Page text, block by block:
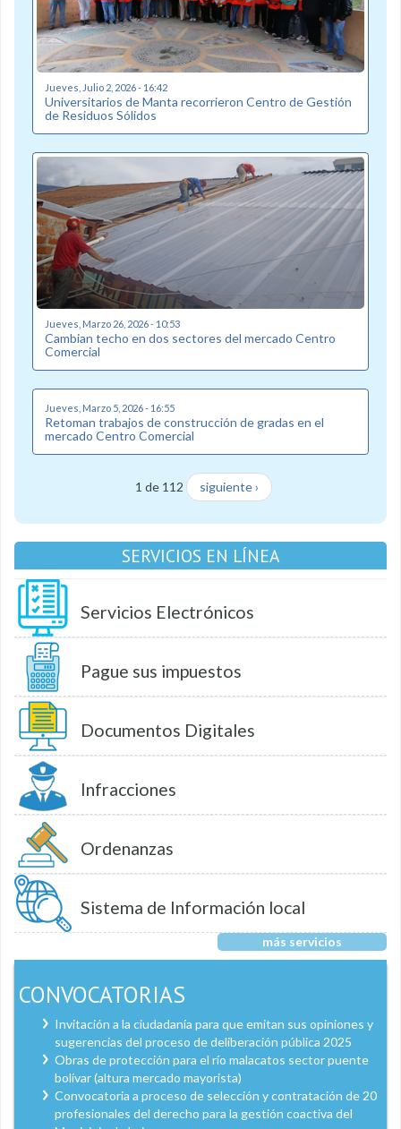
Jueves, Julio 2, 2026 - 16:42
Universitarios de Manta recorrieron Centro de Gestión
de Residuos Sólidos
Jueves, Marzo 26, 2026 - 10:53
Cambian techo en dos sectores del mercado Centro
Comercial
Jueves, Marzo 5, 2026 - 16:55
Retoman trabajos de construcción de gradas en el
mercado Centro Comercial
1 de 112 siguiente ›
SERVICIOS EN LÍNEA
Servicios Electrónicos
Pague sus impuestos
Documentos Digitales
Infracciones
Ordenanzas
Sistema de Información local
más servicios
CONVOCATORIAS
Invitación a la ciudadanía para que emitan sus opiniones y
sugerencias del proceso de deliberación pública 2025
Obras de protección para el río malacatos sector puente
bolívar (altura mercado mayorista)
Convocatoria a proceso de selección y contratación de 20
profesionales del derecho para la gestión coactiva del